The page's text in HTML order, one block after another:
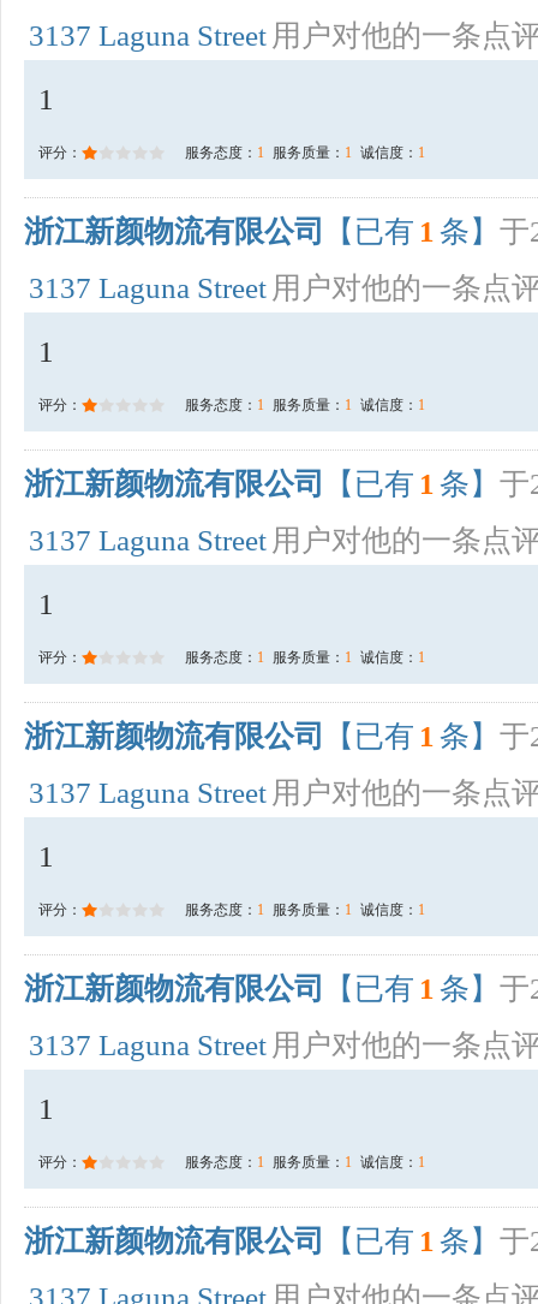
3137 Laguna Street 用户对他的一条点
1
评分： 服务态度： 1 服务质量： 1 诚信度： 1
浙江新颜物流有限公司 【已有 1 条】 于
3137 Laguna Street 用户对他的一条点
1
评分： 服务态度： 1 服务质量： 1 诚信度： 1
浙江新颜物流有限公司 【已有 1 条】 于
3137 Laguna Street 用户对他的一条点
1
评分： 服务态度： 1 服务质量： 1 诚信度： 1
浙江新颜物流有限公司 【已有 1 条】 于
3137 Laguna Street 用户对他的一条点
1
评分： 服务态度： 1 服务质量： 1 诚信度： 1
浙江新颜物流有限公司 【已有 1 条】 于
3137 Laguna Street 用户对他的一条点
1
评分： 服务态度： 1 服务质量： 1 诚信度： 1
浙江新颜物流有限公司 【已有 1 条】 于
3137 Laguna Street 用户对他的一条点